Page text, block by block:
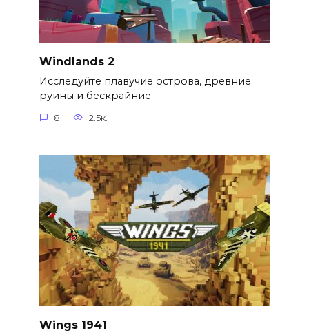
Windlands 2
Исследуйте плавучие острова, древние
руины и бескрайние
8 2.5к.
Wings 1941